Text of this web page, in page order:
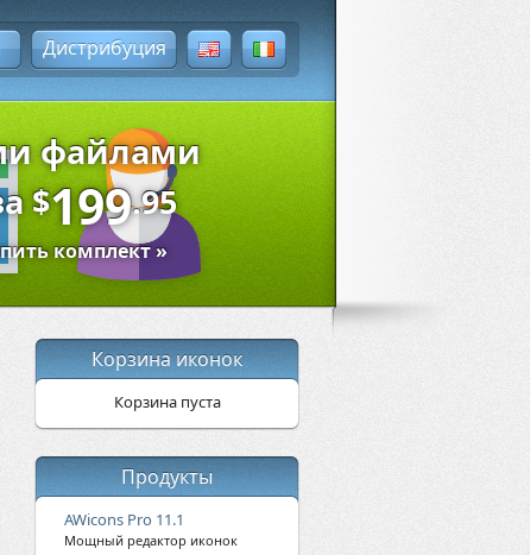
Дистрибуция
файлами
$199.95
комплект »
Корзина иконок
Корзина пуста
Продукты
AWicons Pro 11.1
Мощный редактор иконок